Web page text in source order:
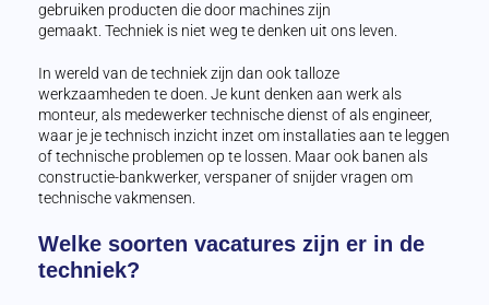
gebruiken producten die door machines zijn
gemaakt. Techniek is niet weg te denken uit ons leven.
In wereld van de techniek zijn dan ook talloze
werkzaamheden te doen. Je kunt denken aan werk als
monteur, als medewerker technische dienst of als engineer,
waar je je technisch inzicht inzet om installaties aan te leggen
of technische problemen op te lossen. Maar ook banen als
constructie-bankwerker, verspaner of snijder vragen om
technische vakmensen.
Welke soorten vacatures zijn er in de
techniek?